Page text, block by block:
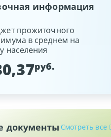
информация
прожиточного
в среднем на
населения
руб.
документы Смотреть все